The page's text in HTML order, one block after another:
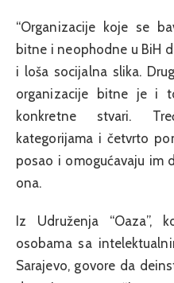
“Organizacije koje se
bitne i neophodne u BiH
i loša socijalna slika.
organizacije bitne je i
konkretne stvari.
kategorijama i četvrto
posao i omogućavaju im
ona.
Iz Udruženja “Oaza”,
osobama sa
Sarajevo, govore da